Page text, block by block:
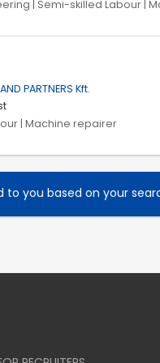
| Semi-skilled Labour |
PARTNERS Kft.
| Machine repairer
to you based on your